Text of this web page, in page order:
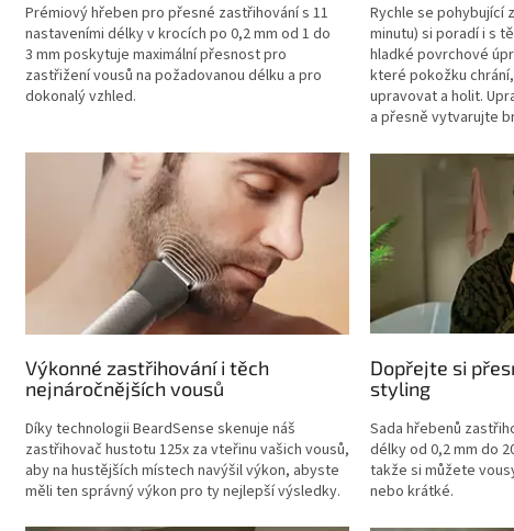
Prémiový hřeben pro přesné zastřihování s 11
nastaveními délky v krocích po 0,2 mm od 1 do
3 mm poskytuje maximální přesnost pro
zastřižení vousů na požadovanou délku a pro
dokonalý vzhled.
Rychle se pohybující
minutu) si poradí i s
hladké povrchové
které pokožku
upravovat a holit.
a přesně vytvarujte
Výkonné zastřihování i těch
nejnáročnějších vousů
Díky technologii BeardSense skenuje náš
zastřihovač hustotu 125x za vteřinu vašich vousů,
aby na hustějších místech navýšil výkon, abyste
měli ten správný výkon pro ty nejlepší výsledky.
Dopřejte si
styling
Sada hřebenů
délky od 0,2 mm do
takže si můžete
nebo krátké.